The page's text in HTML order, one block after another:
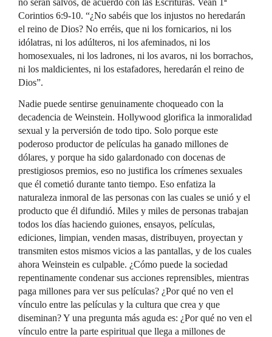
no serán salvos, de acuerdo con las Escrituras. Vean 1ª
Corintios 6:9-10. “¿No sabéis que los injustos no heredarán
el reino de Dios? No erréis, que ni los fornicarios, ni los
idólatras, ni los adúlteros, ni los afeminados, ni los
homosexuales, ni los ladrones, ni los avaros, ni los borrachos,
ni los maldicientes, ni los estafadores, heredarán el reino de
Dios”.
Nadie puede sentirse genuinamente choqueado con la
decadencia de Weinstein. Hollywood glorifica la inmoralidad
sexual y la perversión de todo tipo. Solo porque este
poderoso productor de películas ha ganado millones de
dólares, y porque ha sido galardonado con docenas de
prestigiosos premios, eso no justifica los crímenes sexuales
que él cometió durante tanto tiempo. Eso enfatiza la
naturaleza inmoral de las personas con las cuales se unió y el
producto que él difundió. Miles y miles de personas trabajan
todos los días haciendo guiones, ensayos, películas,
ediciones, limpian, venden masas, distribuyen, proyectan y
transmiten estos mismos vicios a las pantallas, y de los cuales
ahora Weinstein es culpable. ¿Cómo puede la sociedad
repentinamente condenar sus acciones reprensibles, mientras
paga millones para ver sus películas? ¿Por qué no ven el
vínculo entre las películas y la cultura que crea y que
diseminan? Y una pregunta más aguda es: ¿Por qué no ven el
vínculo entre la parte espiritual que llega a millones de